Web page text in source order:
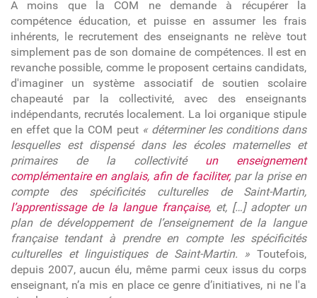
A moins que la COM ne demande à récupérer la
compétence éducation, et puisse en assumer les frais
inhérents, le recrutement des enseignants ne relève tout
simplement pas de son domaine de compétences. Il est en
revanche possible, comme le proposent certains candidats,
d'imaginer un système associatif de soutien scolaire
chapeauté par la collectivité, avec des enseignants
indépendants, recrutés localement. La loi organique stipule
en effet que la COM peut « déterminer les conditions dans
lesquelles est dispensé dans les écoles maternelles et
primaires de la collectivité un enseignement
complémentaire en anglais, afin de faciliter,par la prise en
compte des spécificités culturelles de Saint-Martin,
l’apprentissage de la langue française,et, […] adopter un
plan de développement de l’enseignement de la langue
française tendant à prendre en compte les spécificités
culturelles et linguistiques de Saint-Martin. » Toutefois,
depuis 2007, aucun élu, même parmi ceux issus du corps
enseignant, n’a mis en place ce genred’initiatives, ni ne l'a